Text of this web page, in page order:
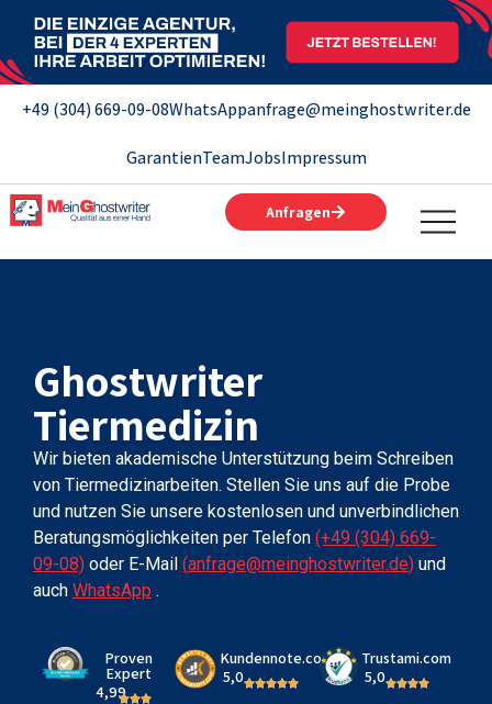
+49 (304) 669-09-08WhatsAppanfrage@meinghostwriter.de
GarantienTeamJobsImpressum
Anfragen
Ghostwriter
Tiermedizin
Wir bieten akademische Unterstützung beim Schreiben
von Tiermedizinarbeiten. Stellen Sie uns auf die Probe
und nutzen Sie unsere kostenlosen und unverbindlichen
Beratungsmöglichkeiten per Telefon (+49 (304) 669-
09-08) oder E-Mail (anfrage@meinghostwriter.de) und
auch WhatsApp .
Proven
Expert
4,99
Kundennote.com
5,0
Trustami.com
5,0